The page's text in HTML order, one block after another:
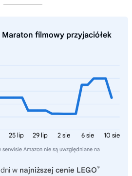
Maraton filmowy przyjaciółek
10 sie
6 sie
2 sie
29 lip
25 lip
Amazon nie są uwzględniane na
w najniższej cenie LEGO®